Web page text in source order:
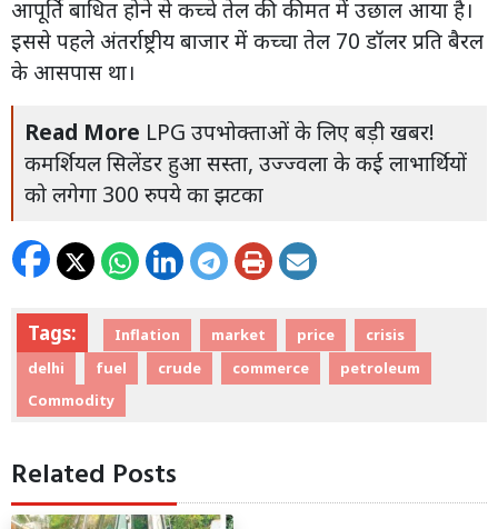
आपूर्ति बाधित होने से कच्चे तेल की कीमत में उछाल आया है।
इससे पहले अंतर्राष्ट्रीय बाजार में कच्चा तेल 70 डॉलर प्रति बैरल
के आसपास था।
Read More LPG उपभोक्ताओं के लिए बड़ी खबर!
कमर्शियल सिलेंडर हुआ सस्ता, उज्ज्वला के कई लाभार्थियों
को लगेगा 300 रुपये का झटका
Tags: Inflation market price
crisis
delhi
fuel crude commerce
petroleum
Commodity
Related Posts